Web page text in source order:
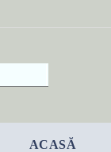
ACASĂ